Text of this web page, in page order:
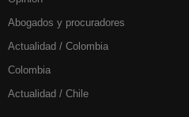
Abogados y procuradores
Actualidad / Colombia
Colombia
Actualidad / Chile